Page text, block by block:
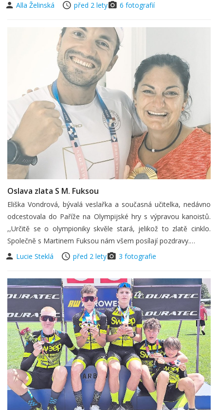
Alla Želinská
před 2 lety 6 fotografií
Oslava zlata S M. Fuksou
Eliška Vondrová, bývalá veslařka a současná učitelka, nedávno
odcestovala do Paříže na Olympijské hry s výpravou kanoistů.
,,Určitě se o olympioniky skvěle stará, jelikož to zlatě cinklo.
Společně s Martinem Fuksou nám všem posílají pozdravy.…
Lucie Steklá
před 2 lety 3 fotografie